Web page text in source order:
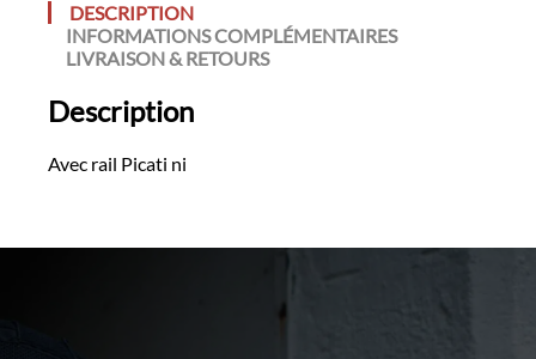
DESCRIPTION
INFORMATIONS COMPLÉMENTAIRES
LIVRAISON & RETOURS
Description
Avec rail Picati ni